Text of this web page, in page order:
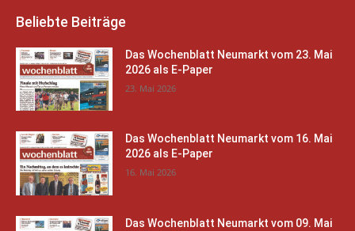
Beliebte Beiträge
Das Wochenblatt Neumarkt vom 23. Mai
2026 als E-Paper
23. Mai 2026
Das Wochenblatt Neumarkt vom 16. Mai
2026 als E-Paper
16. Mai 2026
Das Wochenblatt Neumarkt vom 09. Mai